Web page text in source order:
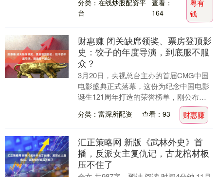
分类：在线炒股配资平
台
查看：
164
粤有
钱
财惠赚 闭关缺席领奖、票房登顶影
史：饺子的年度导演，到底服不服
众？
3月20日，央视总台主办的首届CMG中国
电影盛典正式落幕，这份为纪念中国电影
诞生121周年打造的荣誉榜单，刚公布就
掀起了全行业的讨论。其中最受动漫圈乃
至整个影坛....
分类：富深所配资 查看：93 财惠赚
汇正策略网 新版《武林外史》首
播，反派女主复仇记，古龙棺材板
压不住了